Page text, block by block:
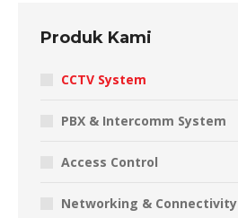
Produk Kami
CCTV System
PBX & Intercomm System
Access Control
Networking & Connectivity